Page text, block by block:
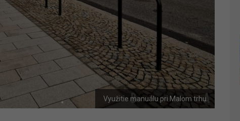
Využitie manuálu pri Malom trhu